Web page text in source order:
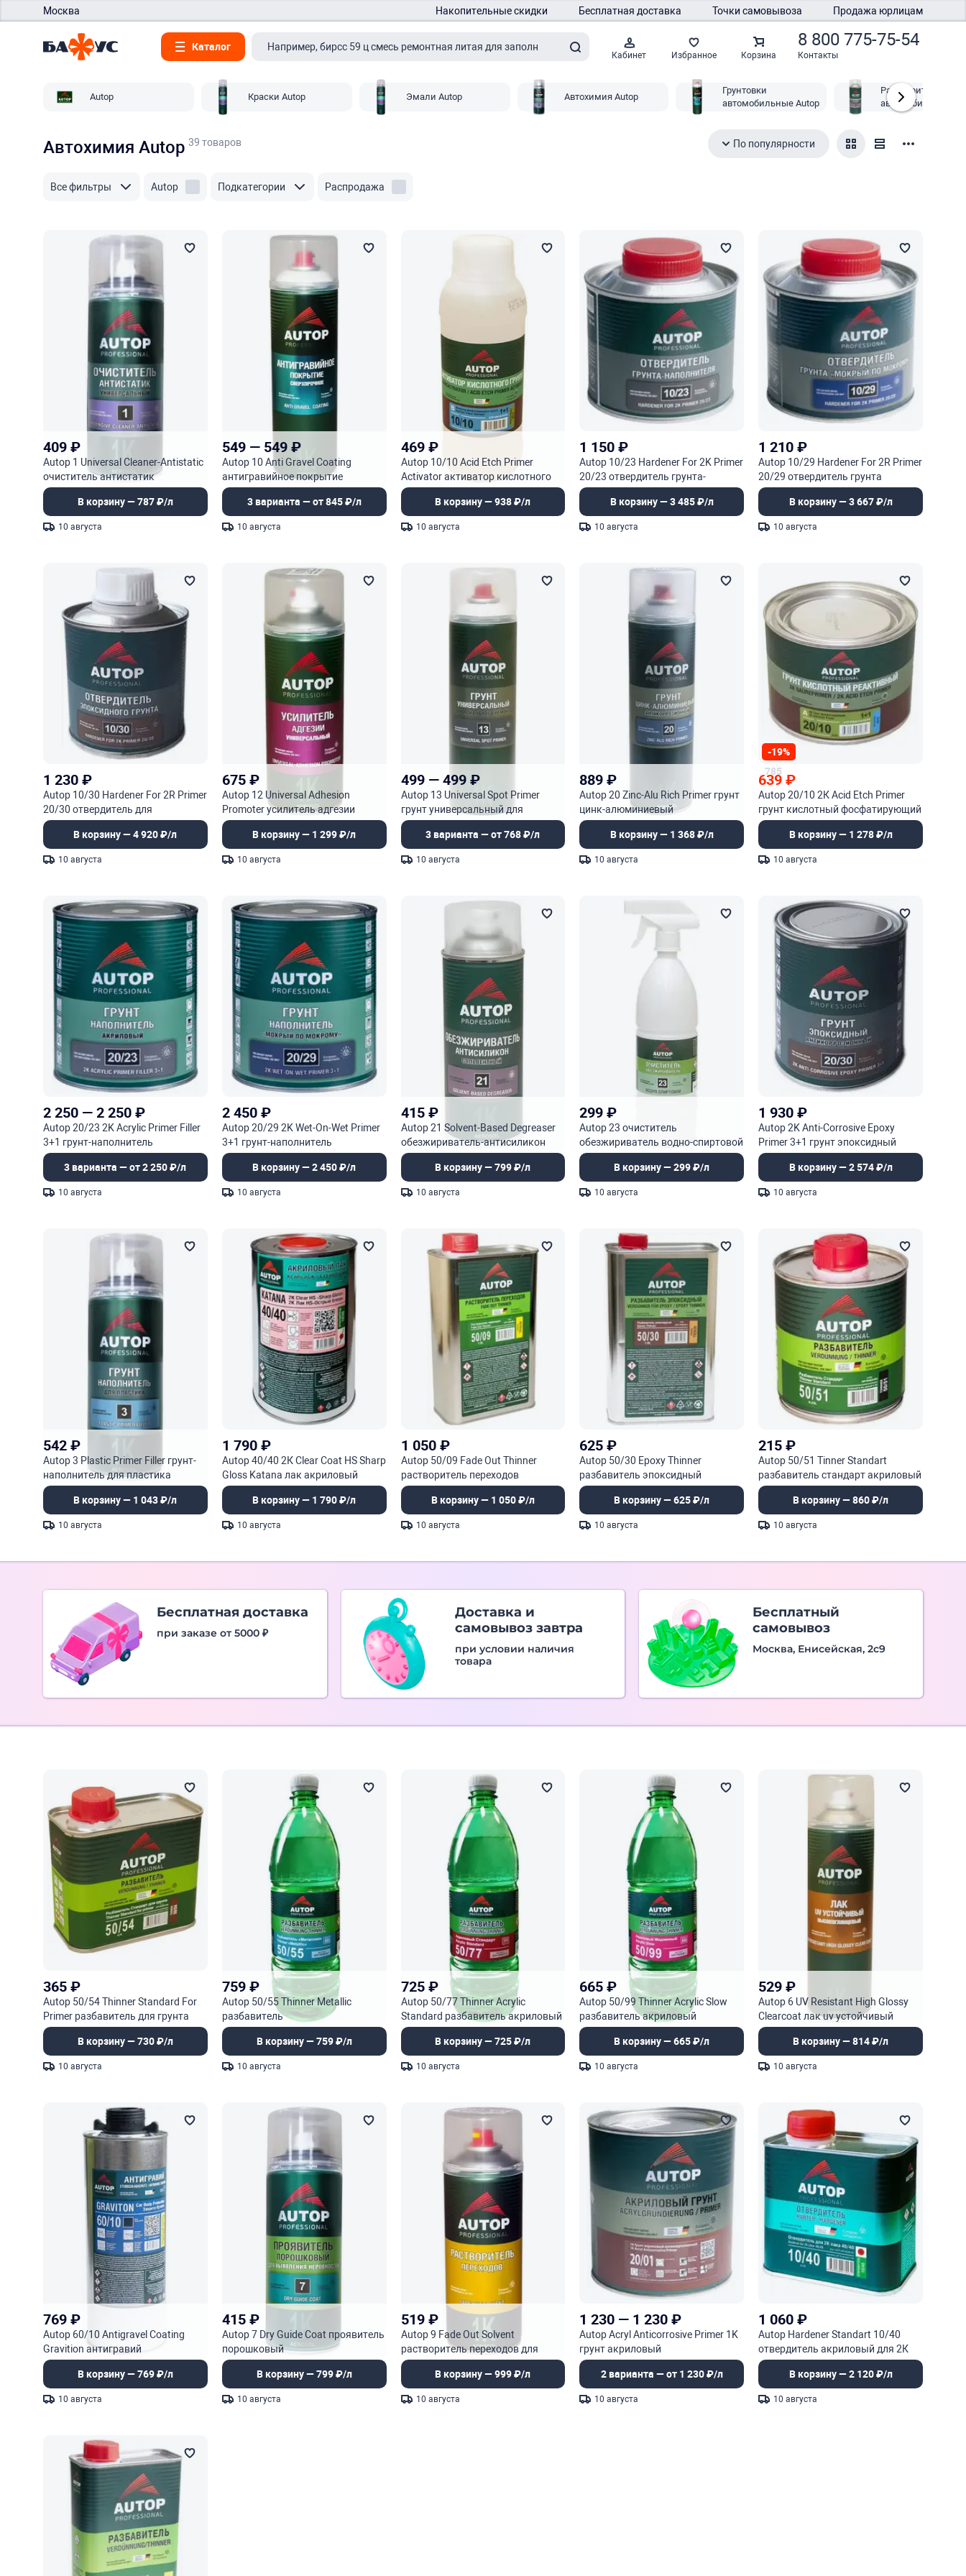
Москва Накопительные скидки Бесплатная доставка Точки самовывоза Продажа юрлицам
Каталог
Кабинет Избранное Корзина
8 800 775-75-54
Контакты
Autop Краски Autop Эмали Autop Автохимия Autop
Грунтовки
автомобильные Autop
Растворители
автомобильные
Автохимия Autop39 товаров По популярности
Все фильтры Autop Подкатегории Распродажа
409₽
Autop 1 Universal Cleaner-Antistatic
очиститель антистатик
универсальный
В корзину — 787 ₽/л
10 августа
549 — 549₽
Autop 10 Anti Gravel Coating
антигравийное покрытие
сверхпрочное
3 варианта — от 845 ₽/л
10 августа
469 ₽
Autop 10/10 Acid Etch Primer
Activator активатор кислотного
фосфотирующего грунта
В корзину — 938 ₽/л
10 августа
1 150₽
Autop 10/23 Hardener For 2K Primer
20/23 отвердитель грунта-
наполнителя
В корзину — 3 485 ₽/л
10 августа
1 210₽
Autop 10/29 Hardener For 2R Primer
20/29 отвердитель грунта
В корзину — 3 667 ₽/л
10 августа
1 230₽
Autop 10/30 Hardener For 2R Primer
20/30 отвердитель для
эпоксидного грунта
В корзину — 4 920 ₽/л
10 августа
675₽
Autop 12 Universal Adhesion
Promoter усилитель адгезии
универсальный
В корзину — 1 299 ₽/л
10 августа
499 — 499 ₽
Autop 13 Universal Spot Primer
грунт универсальный для
локального ремонта
3 варианта — от 768 ₽/л
10 августа
889₽
Autop 20 Zinc-Alu Rich Primer грунт
цинк-алюминиевый
антикоррозионный
В корзину — 1 368 ₽/л
10 августа
-19%
785
639₽
Autop 20/10 2К Acid Etch Primer
грунт кислотный фосфатирующий
В корзину — 1 278 ₽/л
10 августа
2 250 —2 250₽
Autop 20/23 2K Acrylic Primer Filler
3+1 грунт-наполнитель
акриловый
3 варианта — от 2 250 ₽/л
10 августа
2 450₽
Autop 20/29 2K Wet-On-Wet Primer
3+1 грунт-наполнитель
акриловый
В корзину — 2 450 ₽/л
10 августа
415 ₽
Autop 21 Solvent-Based Degreaser
обезжириватель-антисиликон
сольвентный
В корзину — 799 ₽/л
10 августа
299₽
Autop 23 очиститель
обезжириватель водно-спиртовой
В корзину — 299 ₽/л
10 августа
1 930₽
Autop 2K Anti-Corrosive Epoxy
Primer 3+1 грунт эпоксидный
антикоррозионный
В корзину — 2 574 ₽/л
10 августа
542₽
Autop 3 Plastic Primer Filler грунт-
наполнитель для пластика
В корзину — 1 043 ₽/л
10 августа
1 790₽
Autop 40/40 2К Clear Coat HS Sharp
Gloss Katana лак акриловый
В корзину — 1 790 ₽/л
10 августа
1 050 ₽
Autop 50/09 Fade Out Thinner
растворитель переходов
В корзину — 1 050 ₽/л
10 августа
625₽
Autop 50/30 Epoxy Thinner
разбавитель эпоксидный
В корзину — 625 ₽/л
10 августа
215₽
Autop 50/51 Tinner Standart
разбавитель стандарт акриловый
В корзину — 860 ₽/л
10 августа
Бесплатная доставка
при заказе от 5000 ₽
Доставка и
самовывоз завтра
при условии наличия
товара
Бесплатный
самовывоз
Москва, Енисейская, 2с9
365₽
Autop 50/54 Thinner Standard For
Primer разбавитель для грунта
стандарт
В корзину — 730 ₽/л
10 августа
759₽
Autop 50/55 Thinner Metallic
разбавитель
В корзину — 759 ₽/л
10 августа
725 ₽
Autop 50/77 Thinner Acrylic
Standard разбавитель акриловый
стандарт
В корзину — 725 ₽/л
10 августа
665₽
Autop 50/99 Thinner Acrylic Slow
разбавитель акриловый
медленный
В корзину — 665 ₽/л
10 августа
529₽
Autop 6 UV Resistant High Glossy
Clearcoat лак uv устойчивый
В корзину — 814 ₽/л
10 августа
769₽
Autop 60/10 Antigravel Coating
Gravition антигравий
В корзину — 769 ₽/л
10 августа
415₽
Autop 7 Dry Guide Coat проявитель
порошковый
В корзину — 799 ₽/л
10 августа
519 ₽
Autop 9 Fade Out Solvent
растворитель переходов для
размытия опыла
В корзину — 999 ₽/л
10 августа
1 230 — 1 230₽
Autop Acryl Anticorrosive Primer 1K
грунт акриловый
антикоррозионный
2 варианта — от 1 230 ₽/л
10 августа
1 060₽
Autop Hardener Standart 10/40
отвердитель акриловый для 2К
лака Katana
В корзину — 2 120 ₽/л
10 августа